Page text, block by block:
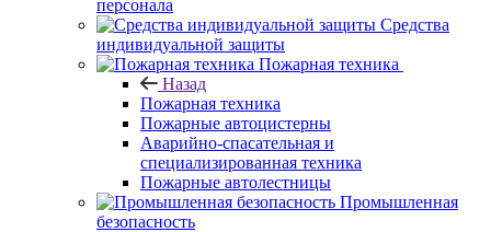
персонала
Средства
индивидуальной защиты
Пожарная техника
Назад
Пожарная техника
Пожарные автоцистерны
Аварийно-спасательная и
специализированная техника
Пожарные автолестницы
Промышленная
безопасность